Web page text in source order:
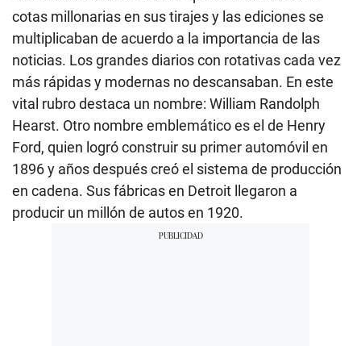
cotas millonarias en sus tirajes y las ediciones se
multiplicaban de acuerdo a la importancia de las
noticias. Los grandes diarios con rotativas cada vez
más rápidas y modernas no descansaban. En este
vital rubro destaca un nombre: William Randolph
Hearst. Otro nombre emblemático es el de Henry
Ford, quien logró construir su primer automóvil en
1896 y años después creó el sistema de producción
en cadena. Sus fábricas en Detroit llegaron a
producir un millón de autos en 1920.